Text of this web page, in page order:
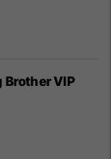
Brother VIP